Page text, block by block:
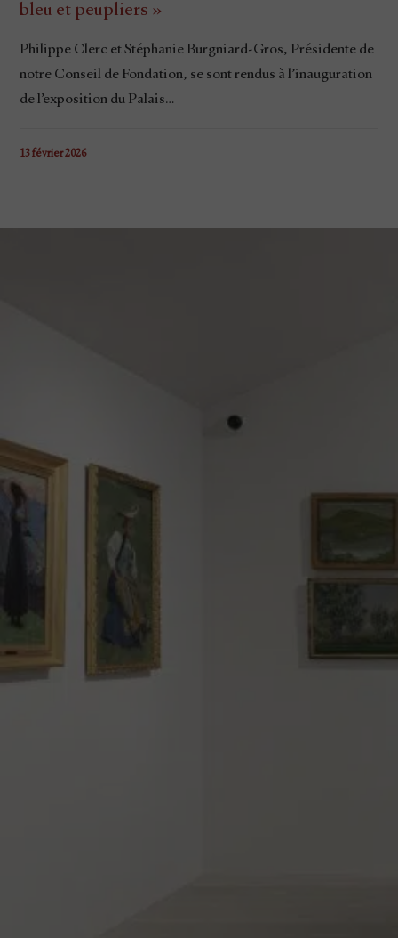
bleu et peupliers »
Philippe Clerc et Stéphanie Burgniard-Gros, Présidente de
notre Conseil de Fondation, se sont rendus à l’inauguration
de l’exposition du Palais…
13 février 2026